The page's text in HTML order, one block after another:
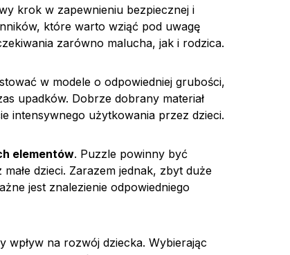
krok w zapewnieniu bezpiecznej i
które warto wziąć pod uwagę
zarówno malucha, jak i rodzica.
w modele o odpowiedniej grubości,
upadków. Dobrze dobrany materiał
intensywnego użytkowania przez dzieci.
elementów. Puzzle powinny być
dzieci. Zarazem jednak, zbyt duże
jest znalezienie odpowiedniego
wpływ na rozwój dziecka. Wybierając